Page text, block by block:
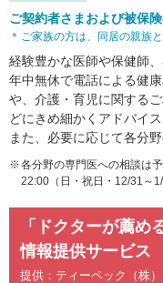
ご契約者さまおよび被保
ご家族の方は、同居の親族
経験豊かな医師や保健師
年中無休で電話による健
や、介護・育児に関する
どにきめ細かくアドバイス
また、必要に応じて各分
各分野の専門医への相談は
22:00（日・祝日・12/31～
「ドクターが薦め
情報提供サービス
提供：ティーペック（株）